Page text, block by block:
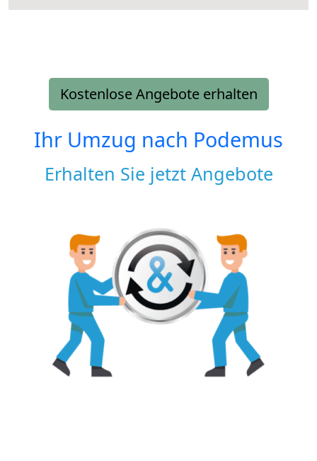
Kostenlose Angebote erhalten
Ihr Umzug nach Podemus
Erhalten Sie jetzt Angebote